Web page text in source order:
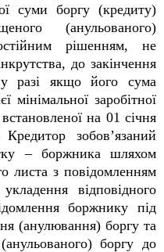
суми боргу (кредиту)
(анульованого)
рішенням, не
до закінчення
у разі якщо його сума
мінімальної заробітної
на 01 січня
зобов’язаний
– боржника шляхом
листа з повідомленням
відповідного
боржнику під
(анулювання) боргу та
боргу до